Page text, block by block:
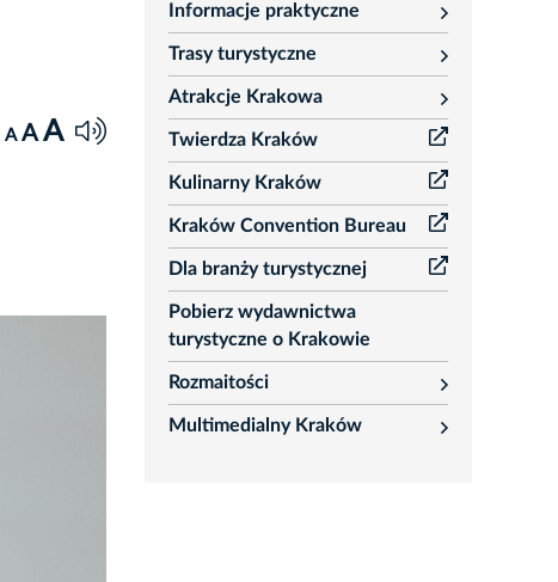
A A A
Informacje praktyczne
rozwiń
Trasy turystyczne
rozwiń
Atrakcje Krakowa
rozwiń
Twierdza Kraków
Kulinarny Kraków
Kraków Convention Bureau
Dla branży turystycznej
Pobierz wydawnictwa
turystyczne o Krakowie
Rozmaitości
rozwiń
Multimedialny Kraków
rozwiń